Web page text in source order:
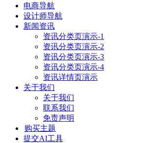
电商导航
设计师导航
新闻资讯
资讯分类页演示-1
资讯分类页演示-2
资讯分类页演示-3
资讯分类页演示-4
资讯详情页演示
关于我们
关于我们
联系我们
免责声明
购买主题
提交AI工具